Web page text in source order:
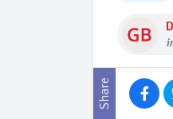
Share